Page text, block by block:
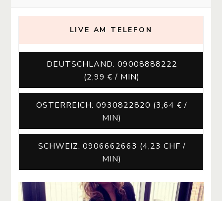
LIVE AM TELEFON
DEUTSCHLAND: 09008888222
(2,99 € / MIN)
ÖSTERREICH: 0930822820 (3,64 € /
MIN)
SCHWEIZ: 0906662663 (4,23 CHF /
MIN)